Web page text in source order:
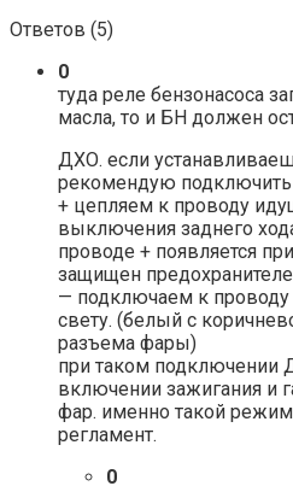
Ответов (5)
0
туда реле бензонасоса
масла, то и БН должен
ДХО. если
рекомендую подключить
+ цепляем к проводу
выключения заднего
проводе + появляется
защищен
— подключаем к
свету. (белый с
разъема фары)
при таком подключении
включении зажигания и
фар. именно такой
регламент.
0